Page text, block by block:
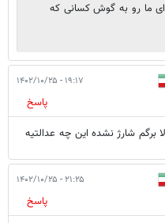
ما رو به گوش کسانی که
۱۹:۱۷ - ۱۴۰۲/۱۰/۲۵
پاسخ
برگم شارژ نشده این چه عدالتیه
۲۱:۲۵ - ۱۴۰۲/۱۰/۲۵
پاسخ